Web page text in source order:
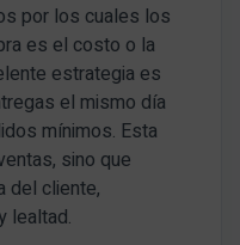
por los cuales los
es el costo o la
estrategia es
el mismo día
mínimos. Esta
sino que
del cliente,
lealtad.